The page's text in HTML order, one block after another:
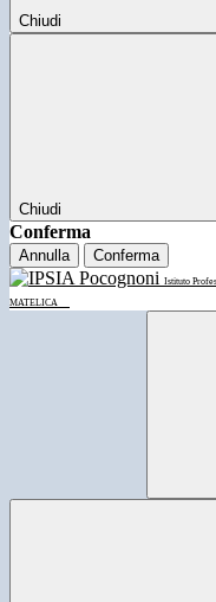
Chiudi
Chiudi
Conferma
Annulla Conferma
Istituto
MATELICA